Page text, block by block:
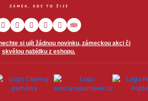
si ujít žádnou novinku, zámeckou akci či
skvělou nabídku z eshopu.